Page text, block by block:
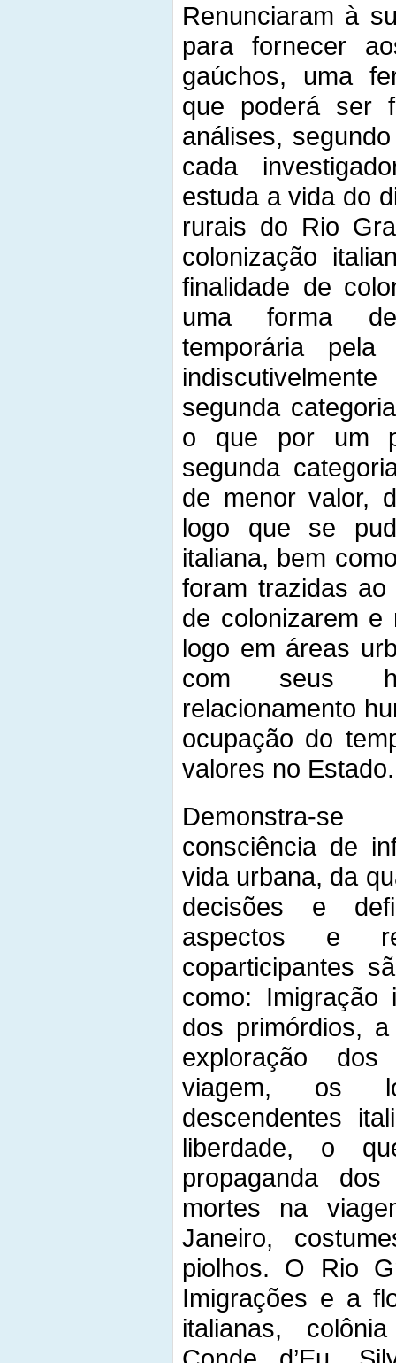
Renunciaram à
para fornecer
gaúchos, uma
que poderá ser
análises,
cada
estuda a vida do
rurais do Rio
colonização
finalidade de
uma forma
temporária pela
segunda
o que por um
segunda
de menor valor,
logo que se
italiana, bem
foram trazidas
de colonizarem e
logo em áreas
com seus
relacionamento
ocupação do
valores no Estado.
Demonstra-
consciência de
vida urbana, da
decisões e
aspectos e
coparticipantes
como:
dos primórdios,
exploração
viagem, os
descendentes
liberdade, o
propaganda
mortes na
Janeiro,
piolhos. O Rio
Imigrações e a
italianas,